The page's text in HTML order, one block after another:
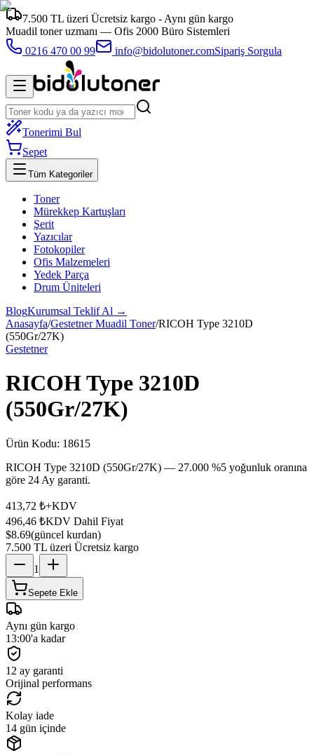
7.500 TL üzeri Ücretsiz kargo - Aynı gün kargo
Muadil toner uzmanı — Ofis 2000 Büro Sistemleri
0216 470 00 99
info@bidolutoner.comSipariş Sorgula
Tonerimi Bul
Sepet
Tüm Kategoriler
Toner
Mürekkep Kartuşları
Şerit
Yazıcılar
Fotokopiler
Ofis Malzemeleri
Yedek Parça
Drum Üniteleri
BlogKurumsal Teklif Al →
Anasayfa/Gestetner Muadil Toner/RICOH Type 3210D
(550Gr/27K)
Gestetner
RICOH Type 3210D
(550Gr/27K)
Ürün Kodu: 18615
RICOH Type 3210D (550Gr/27K) — 27.000 %5 yoğunluk oranına
göre 24 Ay garanti.
413,72 ₺+KDV
496,46 ₺KDV Dahil Fiyat
$8.69(güncel kurdan)
7.500 TL üzeri Ücretsiz kargo
1
Sepete Ekle
Aynı gün kargo
13:00'a kadar
12 ay garanti
Orijinal performans
Kolay iade
14 gün içinde